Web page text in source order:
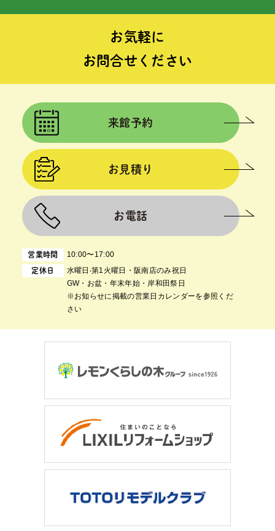
お気軽に
お問合せください
営業時間 10:00〜17:00
定休日
⽔曜⽇‧第1⽕曜⽇・阪南店のみ祝日
GW・お盆・年末年始・岸和田祭日
※お知らせに掲載の営業日カレンダーを参照くだ
さい
来館予約
お見積り
お電話